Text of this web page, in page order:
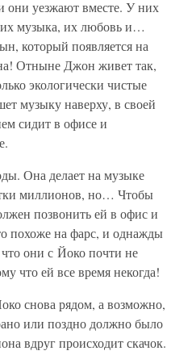
уезжают вместе. У них
их музыка, их любовь и…
который появляется на
Отныне Джон живет так,
экологически чистые
музыку наверху, в своей
сидит в офисе и
Она делает на музыке
миллионов, но… Чтобы
позвонить ей в офис и
похоже на фарс, и однажды
они с Йоко почти не
что ей все время некогда!
снова рядом, а возможно,
или поздно должно было
вдруг происходит скачок.